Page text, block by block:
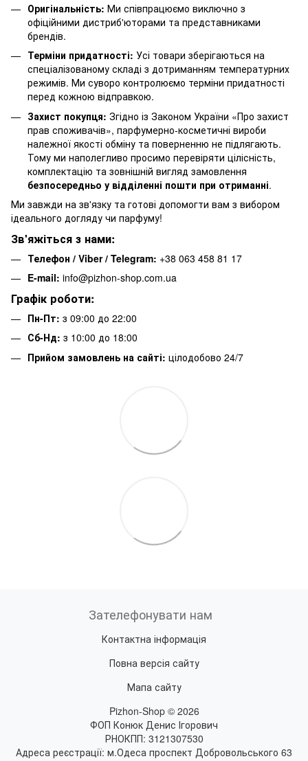
Оригінальність: Ми співпрацюємо виключно з
офіційними дистриб'юторами та представниками
брендів.
Терміни придатності: Усі товари зберігаються на
спеціалізованому складі з дотриманням температурних
режимів. Ми суворо контролюємо терміни придатності
перед кожною відправкою.
Захист покупця: Згідно із Законом України «Про захист
прав споживачів», парфумерно-косметичні вироби
належної якості обміну та поверненню не підлягають.
Тому ми наполегливо просимо перевіряти цілісність,
комплектацію та зовнішній вигляд замовлення
безпосередньо у відділенні пошти при отриманні.
Ми завжди на зв'язку та готові допомогти вам з вибором
ідеального догляду чи парфуму!
Зв'яжіться з нами:
Телефон / Viber / Telegram: +38 063 458 81 17
E-mail: info@pizhon-shop.com.ua
Графік роботи:
Пн-Пт: з 09:00 до 22:00
Сб-Нд: з 10:00 до 18:00
Прийом замовлень на сайті: цілодобово 24/7
Зателефонувати нам
Контактна інформація
Повна версія сайту
Мапа сайту
Pizhon-Shop © 2026
ФОП Конюк Денис Ігорович
РНОКПП: 3121307530
Адреса реєстрації: м.Одеса проспект Добровольського 63